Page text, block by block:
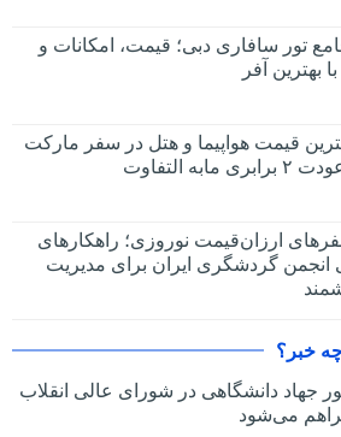
تور سافاری دبی؛ قیمت، امکانات و
بهترین آفر
قیمت هواپیما و هتل در سفر مارکت
التفاوت
ارزان‌قیمت نوروزی؛ راهکارهای
انجمن گردشگری ایران برای مدیریت
خبر؟
جهاد دانشگاهی در شورای عالی انقلاب
می‌شود